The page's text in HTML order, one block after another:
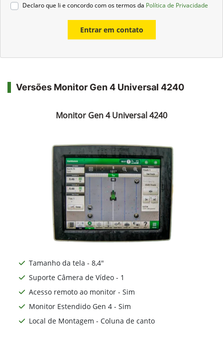
Declaro que li e concordo com os termos da Política de Privacidade
Entrar em contato
Versões Monitor Gen 4 Universal 4240
Monitor Gen 4 Universal 4240
Tamanho da tela - 8,4"
Suporte Câmera de Vídeo - 1
Acesso remoto ao monitor - Sim
Monitor Estendido Gen 4 - Sim
Local de Montagem - Coluna de canto